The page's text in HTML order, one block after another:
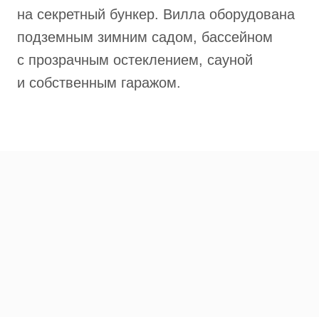
на секретный бункер. Вилла оборудована
подземным зимним садом, бассейном
с прозрачным остеклением, сауной
и собственным гаражом.